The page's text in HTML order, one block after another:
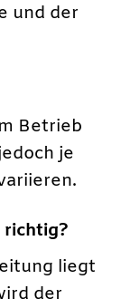
und der
Betrieb
je
richtig?
liegt
der